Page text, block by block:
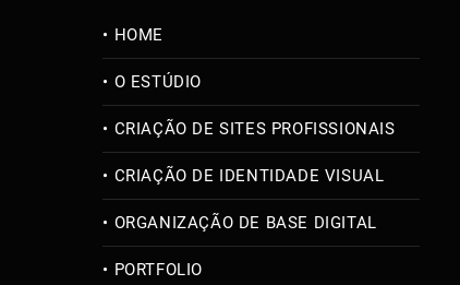
HOME
O ESTÚDIO
CRIAÇÃO DE SITES PROFISSIONAIS
CRIAÇÃO DE IDENTIDADE VISUAL
ORGANIZAÇÃO DE BASE DIGITAL
PORTFOLIO